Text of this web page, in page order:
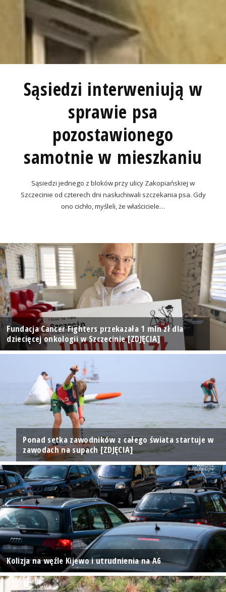
Sąsiedzi interweniują w
sprawie psa
pozostawionego
samotnie w mieszkaniu
Sąsiedzi jednego z bloków przy ulicy Zakopiańskiej w
Szczecinie od czterech dni nasłuchiwali szczekania psa. Gdy
ono cichło, myśleli, że właściciele…
Fundacja Cancer Fighters przekazała 1 mln zł dla
dziecięcej onkologii w Szczecinie [ZDJĘCIA]
Ponad setka zawodników z całego świata startuje w
zawodach na supach [ZDJĘCIA]
Kolizja na węźle Kijewo i utrudnienia na A6